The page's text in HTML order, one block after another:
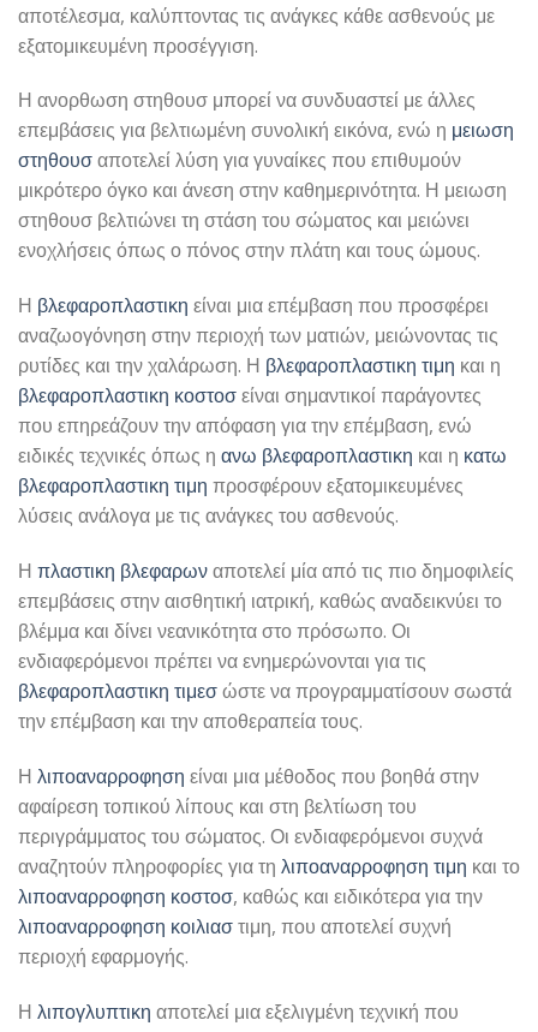
αποτέλεσμα, καλύπτοντας τις ανάγκες κάθε ασθενούς με
εξατομικευμένη προσέγγιση.
Η ανορθωση στηθουσ μπορεί να συνδυαστεί με άλλες
επεμβάσεις για βελτιωμένη συνολική εικόνα, ενώ η μειωση
στηθουσαποτελεί λύση για γυναίκες που επιθυμούν
μικρότερο όγκο και άνεση στην καθημερινότητα. Η μειωση
στηθουσ βελτιώνει τη στάση του σώματος και μειώνει
ενοχλήσεις όπως ο πόνος στην πλάτη και τους ώμους.
Η βλεφαροπλαστικη είναι μια επέμβαση που προσφέρει
αναζωογόνηση στην περιοχή των ματιών, μειώνοντας τις
ρυτίδες και την χαλάρωση. Η βλεφαροπλαστικη τιμη και η
βλεφαροπλαστικη κοστοσείναι σημαντικοί παράγοντες
που επηρεάζουν την απόφαση για την επέμβαση, ενώ
ειδικές τεχνικές όπως η ανω βλεφαροπλαστικη και η κατω
βλεφαροπλαστικη τιμη προσφέρουν εξατομικευμένες
λύσεις ανάλογα με τις ανάγκες του ασθενούς.
Η πλαστικη βλεφαρωναποτελεί μία από τις πιο δημοφιλείς
επεμβάσεις στην αισθητική ιατρική, καθώς αναδεικνύει το
βλέμμα και δίνει νεανικότητα στο πρόσωπο. Οι
ενδιαφερόμενοι πρέπει να ενημερώνονται για τις
βλεφαροπλαστικη τιμεσώστε να προγραμματίσουν σωστά
την επέμβαση και την αποθεραπεία τους.
Η λιποαναρροφηση είναι μια μέθοδος που βοηθά στην
αφαίρεση τοπικού λίπους και στη βελτίωση του
περιγράμματος του σώματος. Οι ενδιαφερόμενοι συχνά
αναζητούν πληροφορίες για τη λιποαναρροφηση τιμη και το
λιποαναρροφηση κοστοσ, καθώς και ειδικότερα για την
λιποαναρροφηση κοιλιαστιμη, που αποτελεί συχνή
περιοχή εφαρμογής.
Η λιπογλυπτικη αποτελεί μια εξελιγμένη τεχνική που